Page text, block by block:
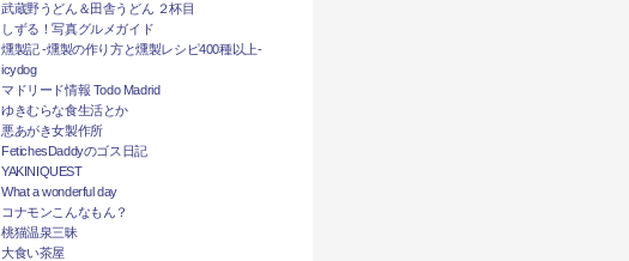
武蔵野うどん＆田舎うどん ２杯目
しずる！写真グルメガイド
燻製記 -燻製の作り方と燻製レシピ400種以上-
icydog
マドリード情報 Todo Madrid
ゆきむらな食生活とか
悪あがき女製作所
FetichesDaddyのゴス日記
YAKINIQUEST
What a wonderful day
コナモンこんなもん？
桃猫温泉三昧
大食い茶屋